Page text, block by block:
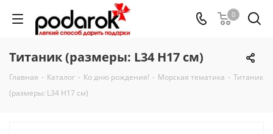
0
Титаник (размеры: L34 H17 см)
Главная - Каталог - Ко дню рождения! - Морская тематика - Титаник
(размеры: L34 H17 см)